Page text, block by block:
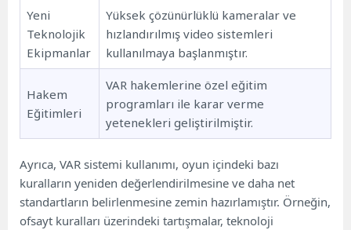
Yeni
Teknolojik
Ekipmanlar
Yüksek çözünürlüklü kameralar ve
hızlandırılmış video sistemleri
kullanılmaya başlanmıştır.
Hakem
Eğitimleri
VAR hakemlerine özel eğitim
programları ile karar verme
yetenekleri geliştirilmiştir.
Ayrıca, VAR sistemi kullanımı, oyun içindeki bazı
kuralların yeniden değerlendirilmesine ve daha net
standartların belirlenmesine zemin hazırlamıştır. Örneğin,
ofsayt kuralları üzerindeki tartışmalar, teknoloji